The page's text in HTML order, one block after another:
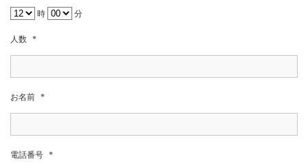
時 分
人数 *
お名前 *
電話番号 *